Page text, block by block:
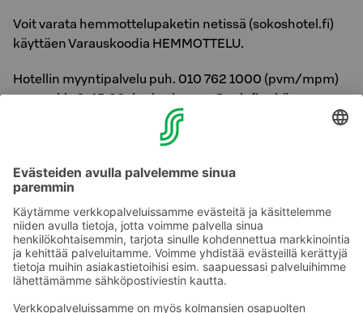
Voit varata hemmottelupaketin netissä (sokoshotel.fi)
käyttäen Varauskoodia HEMMOTTELU.
Hotellin myyntipalvelu puh. 010 762 1000 (pvm/mpm)
ma-pe klo 9-15.30 / sales.lappee@sok.fi sekä
Hotellin vastaanotto puh. 010 762 1006 /
Ihania hemmotteluhetkiä -
Sydämellisesti Tervetuloa
palveltavaksemme!